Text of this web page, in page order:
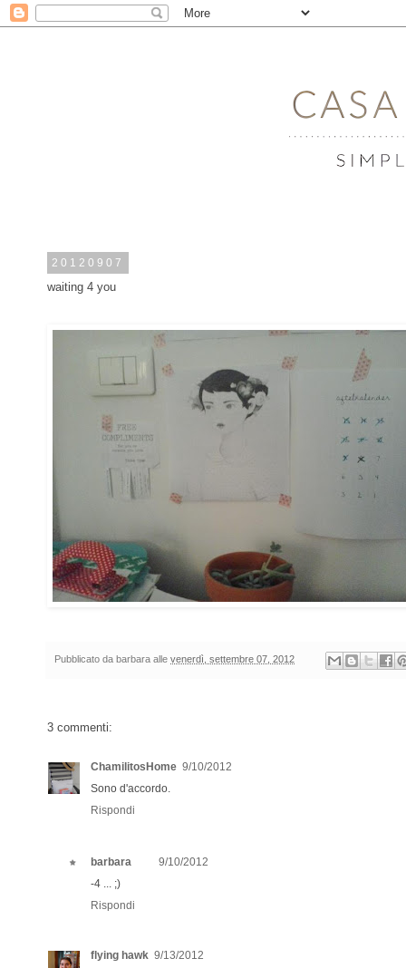
20120907
waiting 4 you
Pubblicato da barbara alle venerdì, settembre 07, 2012
3 commenti:
ChamilitosHome 9/10/2012
Sono d'accordo.
Rispondi
barbara
9/10/2012
-4 ... ;)
Rispondi
flying hawk 9/13/2012